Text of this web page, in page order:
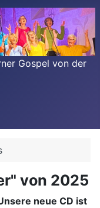
Gospel von der
von 2025
neue CD ist